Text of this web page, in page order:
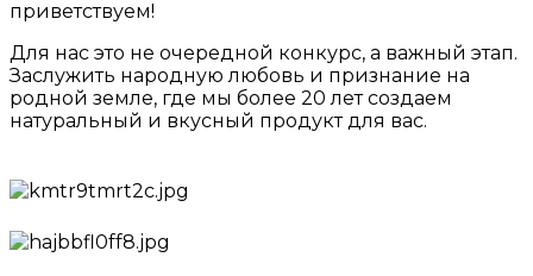
приветствуем!
Для нас это не очередной конкурс, а важный этап.
Заслужить народную любовь и признание на
родной земле, где мы более 20 лет создаем
натуральный и вкусный продукт для вас.